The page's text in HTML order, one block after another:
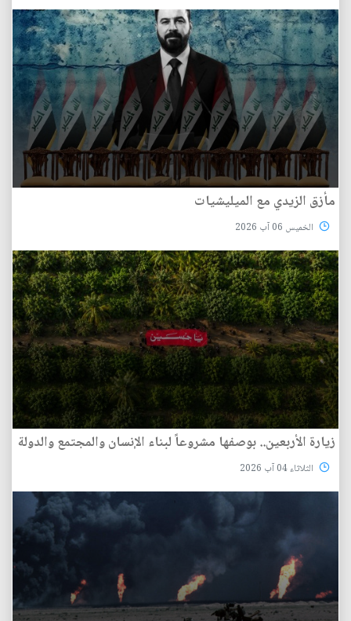
مأزق الزيدي مع الميليشيات
الخميس 06 آب 2026
زيارة الأربعين.. بوصفها مشروعاً لبناء الإنسان والمجتمع والدولة
الثلاثاء 04 آب 2026